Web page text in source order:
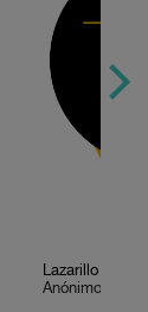
Lazarillo de
Anónimo